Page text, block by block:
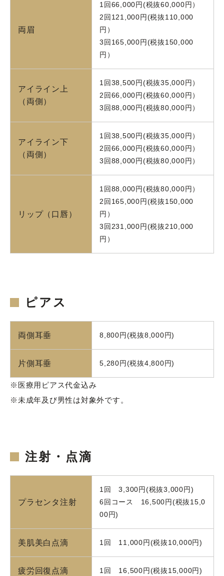
両眉
1回66,000円(税抜60,000円）
2回121,000円(税抜110,000
円）
3回165,000円(税抜150,000
円）
アイライン上
（両側）
1回38,500円(税抜35,000円）
2回66,000円(税抜60,000円）
3回88,000円(税抜80,000円）
アイライン下
（両側）
1回38,500円(税抜35,000円）
2回66,000円(税抜60,000円）
3回88,000円(税抜80,000円）
リップ（口唇）
1回88,000円(税抜80,000円）
2回165,000円(税抜150,000
円）
3回231,000円(税抜210,000
円）
ピアス
両側耳垂 8,800円(税抜8,000円)
片側耳垂 5,280円(税抜4,800円)
※医療用ピアス代金込み
※未成年及び男性は対象外です。
注射・点滴
プラセンタ注射
1回 3,300円(税抜3,000円)
6回コース 16,500円(税抜15,0
00円)
美肌美白点滴 1回 11,000円(税抜10,000円)
疲労回復点滴 1回 16,500円(税抜15,000円)